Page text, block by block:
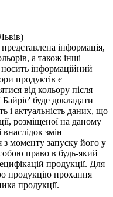
інформація,
а також інші
носить інформаційний
продуктів є
від кольору після
буде докладати
і актуальність даних, що
розміщеної на даному
внаслідок змін
з моменту запуску його у
право в будь-який
продукції. Для
продукцію прохання
продукції.